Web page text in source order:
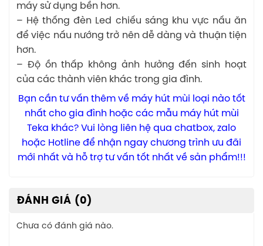
máy sử dụng bền hơn.
– Hệ thống đèn Led chiếu sáng khu vực nấu ăn
để việc nấu nướng trở nên dễ dàng và thuận tiện
hơn.
– Độ ồn thấp không ảnh hưởng đến sinh hoạt
của các thành viên khác trong gia đình.
Bạn cần tư vấn thêm về máy hút mùi loại nào tốt
nhất cho gia đình hoặc các mẫu máy hút mùi
Teka khác? Vui lòng liên hệ qua chatbox, zalo
hoặc Hotline để nhận ngay chương trình ưu đãi
mới nhất và hỗ trợ tư vấn tốt nhất về sản phẩm!!!
ĐÁNH GIÁ (0)
Chưa có đánh giá nào.